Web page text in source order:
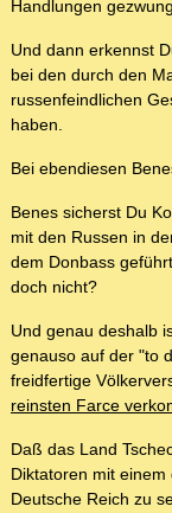
Handlungen
Und dann erkennst
bei den durch den
russenfeindlichen
haben.
Bei ebendiesen
Benes sicherst Du
mit den Russen in
dem Donbass
doch nicht?
Und genau deshalb
genauso auf der "to
freidfertige
reinsten Farce
Daß das Land
Diktatoren mit
Deutsche Reich zu